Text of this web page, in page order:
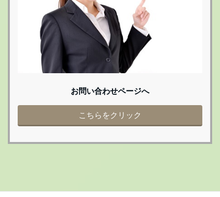
お問い合わせページへ
こちらをクリック